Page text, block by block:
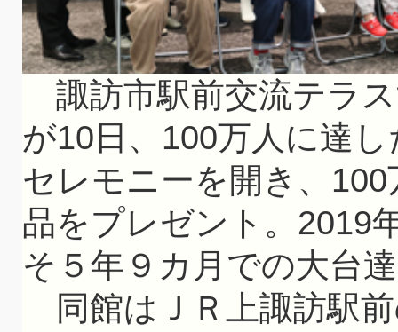
諏訪市駅前交流テラ
が10日、100万人に達
セレモニーを開き、
品をプレゼント。2019
そ５年９カ月での大台
同館はＪＲ上諏訪駅